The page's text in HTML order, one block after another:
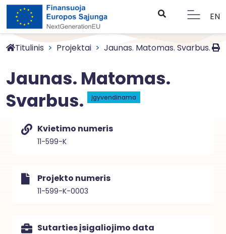
EN
Titulinis Projektai Jaunas. Matomas. Svarbus.
Jaunas. Matomas.
Svarbus.
Įgyvendinama
Kvietimo numeris
11-599-K
Projekto numeris
11-599-K-0003
Sutarties įsigaliojimo data